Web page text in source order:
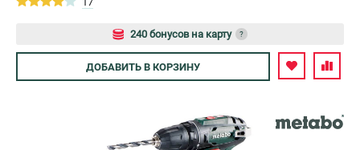
Аккумуляторные перфораторы
Наборы инструмента
РАСХОДНЫЕ МАТЕРИАЛЫ И АКСЕССУАРЫ
240 бонусов на карту ?
Авторизуйтесь
ДОБАВИТЬ В КОРЗИНУ